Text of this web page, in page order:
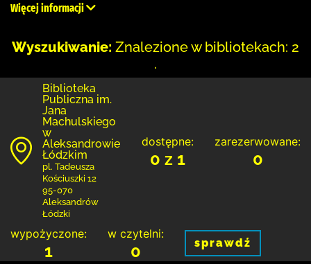
Więcej informacji
Wyszukiwanie: Znalezione w bibliotekach: 2
.
Biblioteka
Publiczna im.
Jana
Machulskiego
w
Aleksandrowie
Łódzkim
pl. Tadeusza
Kościuszki 12
95-070
Aleksandrów
Łódzki
dostępne:
0 z 1
zarezerwowane:
0
wypożyczone:
1
w czytelni:
0 sprawdź